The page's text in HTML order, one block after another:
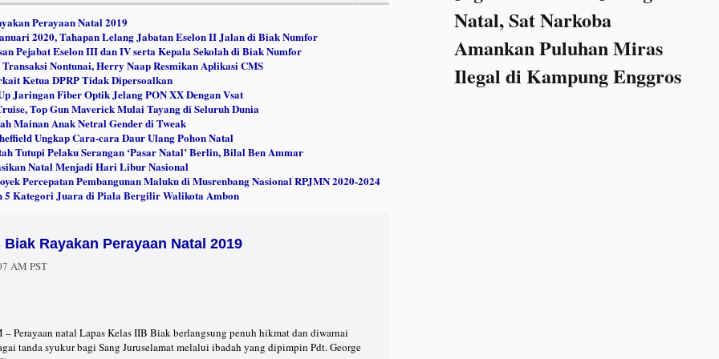
Perayaan Natal 2019
2020, Tahapan Lelang Jabatan Eselon II Jalan di Biak Numfor
Pejabat Eselon III dan IV serta Kepala Sekolah di Biak Numfor
Nontunai, Herry Naap Resmikan Aplikasi CMS
Ketua DPRP Tidak Dipersoalkan
Jaringan Fiber Optik Jelang PON XX Dengan Vsat
Top Gun Maverick Mulai Tayang di Seluruh Dunia
Mainan Anak Netral Gender di Tweak
Ungkap Cara-cara Daur Ulang Pohon Natal
Tutupi Pelaku Serangan ‘Pasar Natal’ Berlin, Bilal Ben Ammar
Natal Menjadi Hari Libur Nasional
Percepatan Pembangunan Maluku di Musrenbang Nasional RPJMN 2020-2024
5 Kategori Juara di Piala Bergilir Walikota Ambon
Rayakan Perayaan Natal 2019
AM PST
Perayaan natal Lapas Kelas IIB Biak berlangsung penuh hikmat dan diwarnai
tanda syukur bagi Sang Juruselamat melalui ibadah yang dipimpin Pdt. George
Natal, Sat Narkoba
Amankan Puluhan Miras
Ilegal di Kampung Enggros